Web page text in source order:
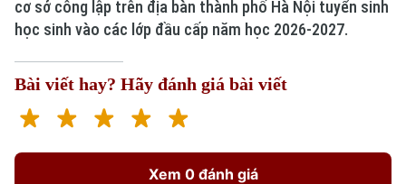
cơ sở công lập trên địa bàn thành phố Hà Nội tuyển sinh
học sinh vào các lớp đầu cấp năm học 2026-2027.
Bài viết hay? Hãy đánh giá bài viết
Xem 0 đánh giá